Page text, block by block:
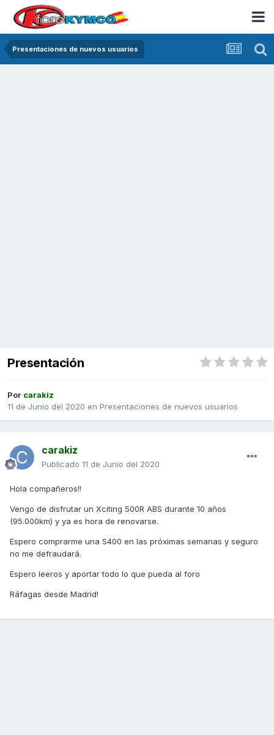
Presentaciones de nuevos usuarios
Presentación
Por carakiz
11 de Junio del 2020 en Presentaciones de nuevos usuarios
carakiz
Publicado 11 de Junio del 2020
Hola compañeros!!
Vengo de disfrutar un Xciting 500R ABS durante 10 años
(95.000km) y ya es hora de renovarse.
Espero comprarme una S400 en las próximas semanas y seguro
no me defraudará.
Espero leeros y aportar todo lo que pueda al foro
Ráfagas desde Madrid!